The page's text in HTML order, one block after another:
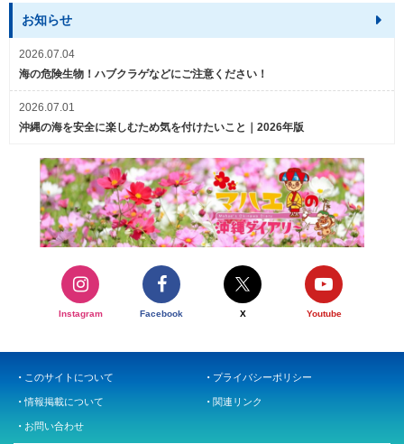
お知らせ
2026.07.04
海の危険生物！ハブクラゲなどにご注意ください！
2026.07.01
沖縄の海を安全に楽しむため気を付けたいこと｜2026年版
Instagram Facebook X Youtube
このサイトについて プライバシーポリシー
情報掲載について 関連リンク
お問い合わせ